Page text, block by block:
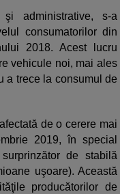
administrative, s-a
consumatorilor din
2018. Acest lucru
vehicule noi, mai ales
a trece la consumul de
de o cerere mai
2019, în special
de stabilă
uşoare). Această
producătorilor de